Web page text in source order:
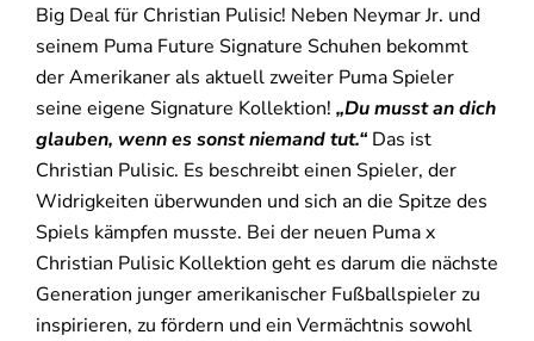
Big Deal für Christian Pulisic! Neben Neymar Jr. und
seinem Puma Future Signature Schuhen bekommt
der Amerikaner als aktuell zweiter Puma Spieler
seine eigene Signature Kollektion! „Du musst an dich
glauben, wenn es sonst niemand tut.“Das ist
Christian Pulisic. Es beschreibt einen Spieler, der
Widrigkeiten überwunden und sich an die Spitze des
Spiels kämpfen musste. Bei der neuen Puma x
Christian Pulisic Kollektion geht es darum die nächste
Generation junger amerikanischer Fußballspieler zu
inspirieren, zu fördern und ein Vermächtnis sowohl